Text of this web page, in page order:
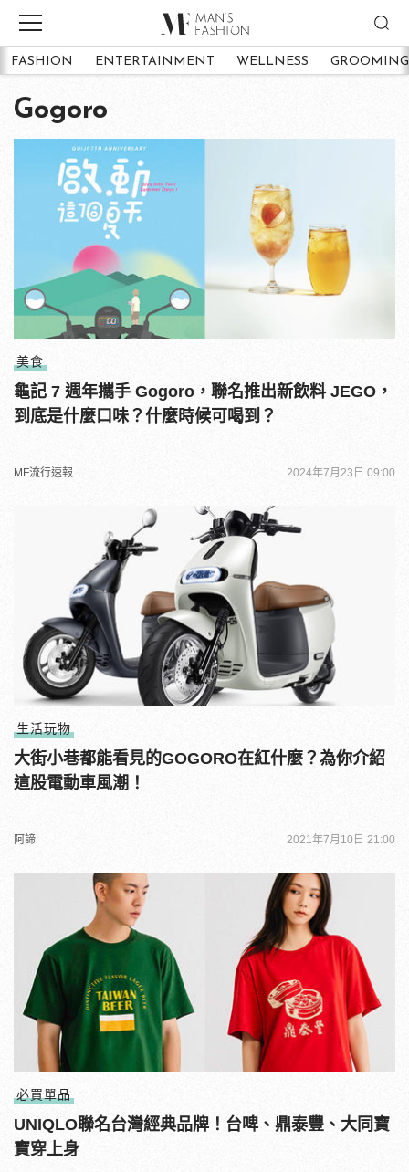
FASHION ENTERTAINMENT WELLNESS GROOMING
Gogoro
美食
龜記 7 週年攜手 Gogoro，聯名推出新飲料 JEGO，
到底是什麼口味？什麼時候可喝到？
MF流行速報 2024年7月23日 09:00
生活玩物
大街小巷都能看見的GOGORO在紅什麼？為你介紹
這股電動車風潮！
阿諦 2021年7月10日 21:00
必買單品
UNIQLO聯名台灣經典品牌！台啤、鼎泰豐、大同寶
寶穿上身